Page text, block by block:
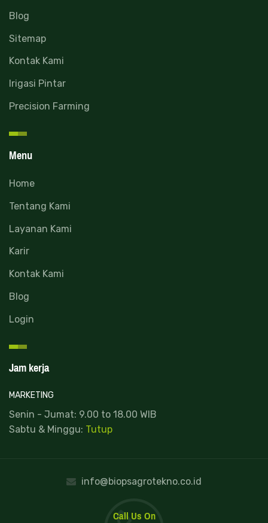
Blog
Sitemap
Kontak Kami
Irigasi Pintar
Precision Farming
Menu
Home
Tentang Kami
Layanan Kami
Karir
Kontak Kami
Blog
Login
Jam kerja
MARKETING
Senin - Jumat: 9.00 to 18.00 WIB
Sabtu & Minggu: Tutup
info@biopsagrotekno.co.id
Call Us On